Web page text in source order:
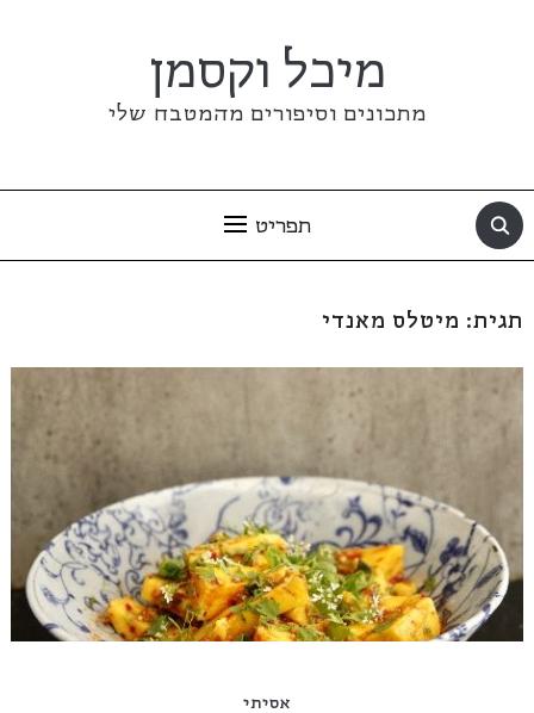
מיכל וקסמן
מתכונים וסיפורים מהמטבח שלי
תפריט
תגית: מיטלס מאנדי
אסיתי